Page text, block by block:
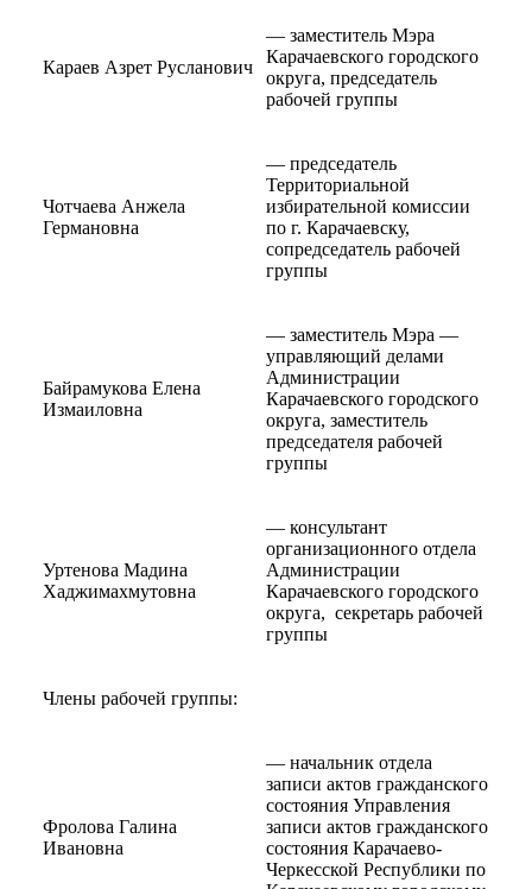
Караев Азрет Русланович
— заместитель Мэра
Карачаевского городского
округа, председатель
рабочей группы
Чотчаева Анжела
Германовна
— председатель
Территориальной
избирательной комиссии
по г. Карачаевску,
сопредседатель рабочей
группы
Байрамукова Елена
Измаиловна
— заместитель Мэра —
управляющий делами
Администрации
Карачаевского городского
округа, заместитель
председателя рабочей
группы
Уртенова Мадина
Хаджимахмутовна
— консультант
организационного отдела
Администрации
Карачаевского городского
округа, секретарь рабочей
группы
Члены рабочей группы:
Фролова Галина
Ивановна
— начальник отдела
записи актов гражданского
состояния Управления
записи актов гражданского
состояния Карачаево-
Черкесской Республики по